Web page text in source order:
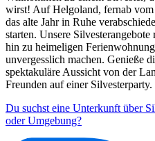
wirst! Auf Helgoland, fernab vom
das alte Jahr in Ruhe
starten. Unsere
hin zu heimeligen
unvergesslich machen. Genieße
spektakuläre Aussicht von der
Freunden auf einer Silvesterparty.
Du suchst eine Unterkunft über
oder Umgebung?